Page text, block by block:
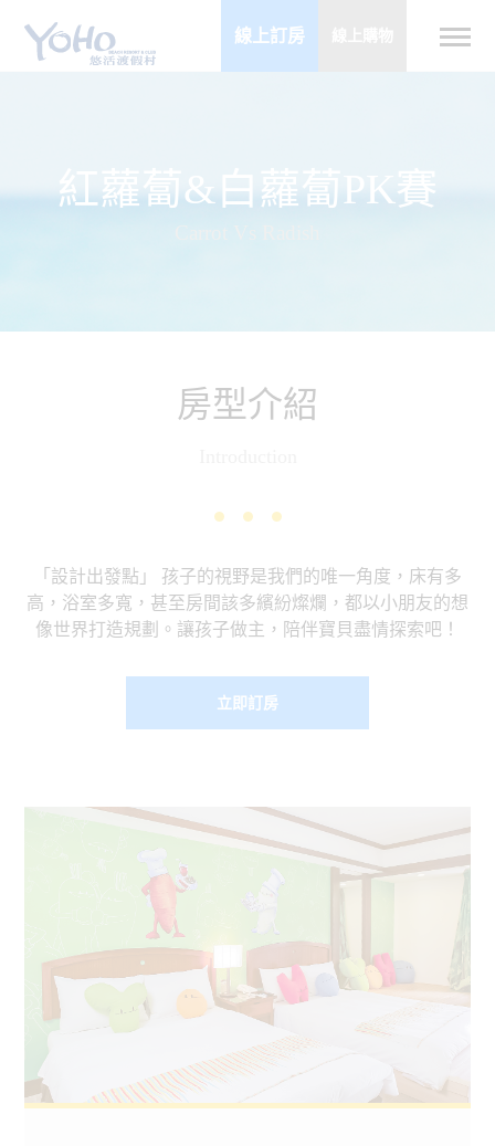
線上訂房
紅蘿蔔&白蘿蔔PK賽
房型介紹
「設計出發點」 孩子的視野是我們的唯一角度，床有多
高，浴室多寬，甚至房間該多繽紛燦爛，都以小朋友的想
像世界打造規劃。讓孩子做主，陪伴寶貝盡情探索吧！
立即訂房
寶貝家庭房